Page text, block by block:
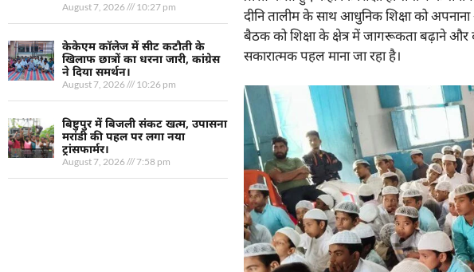
August 7, 2026 10:27 pm
केकेएम कॉलेज में सीट कटौती के
खिलाफ छात्रों का धरना जारी, कांग्रेस
ने दिया समर्थन।
August 7, 2026 10:26 pm
बिष्टुपुर में बिजली संकट खत्म, उपासना
मरांडी की पहल पर लगा नया
ट्रांसफार्मर।
August 7, 2026 7:58 pm
दीनि तालीम के साथ आधुनिक शिक्षा को
बैठक को शिक्षा के क्षेत्र में जागरूकता बढ़ाने
सकारात्मक पहल माना जा रहा है।